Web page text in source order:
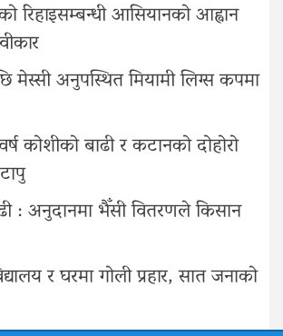
आसियानको आह्वान
मेस्सी अनुपस्थित मियामी लिग्स कपमा
कोशीको बाढी र कटानको दोहोरो
: अनुदानमा भैँसी वितरणले किसान
र घरमा गोली प्रहार, सात जनाको